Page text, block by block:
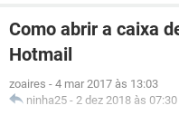
Como abrir a caixa
Hotmail
zoaires - 4 mar 2017 às 13:03
ninha25 - 2 dez 2018 às 07:30